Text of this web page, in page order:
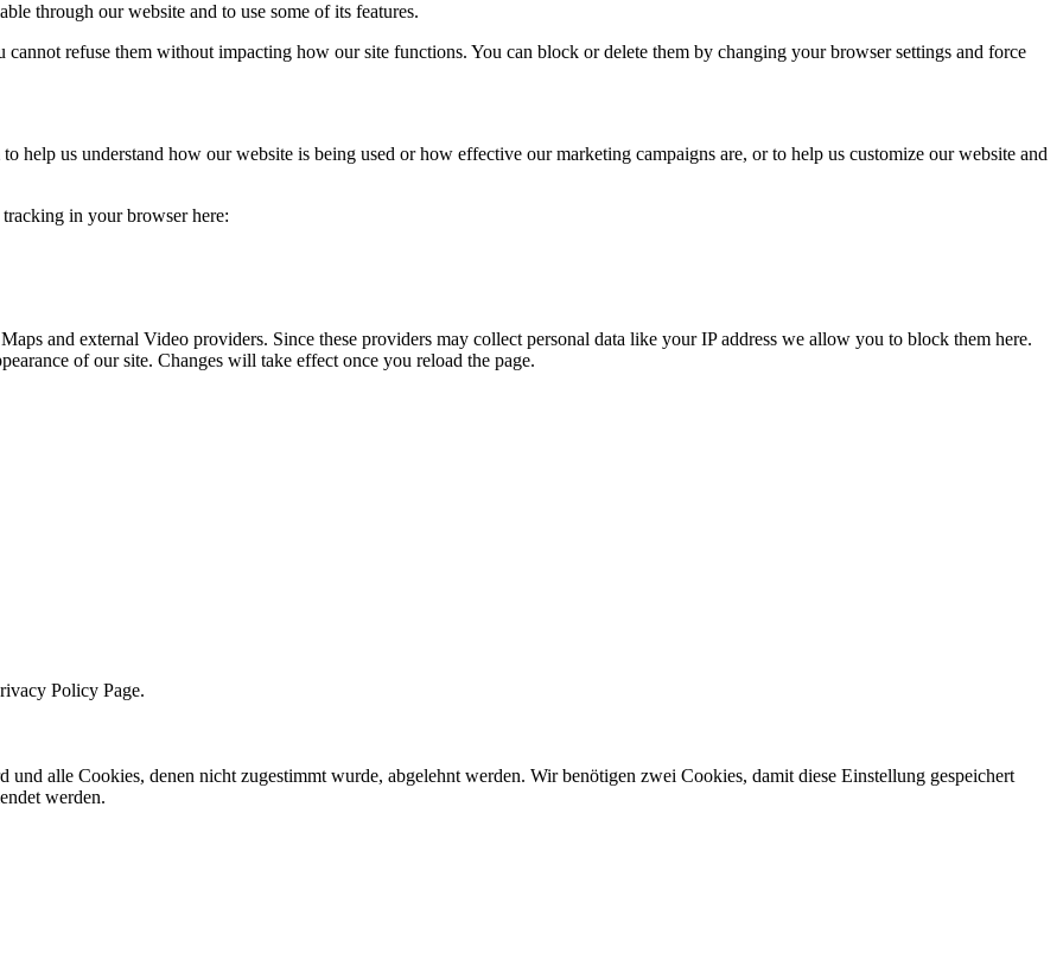
through our website and to use some of its features.
cannot refuse them without impacting how our site functions. You can block or delete them by changing your browser settings and force
help us understand how our website is being used or how effective our marketing campaigns are, or to help us customize our website and
in your browser here:
and external Video providers. Since these providers may collect personal data like your IP address we allow you to block them here.
of our site. Changes will take effect once you reload the page.
Policy Page.
alle Cookies, denen nicht zugestimmt wurde, abgelehnt werden. Wir benötigen zwei Cookies, damit diese Einstellung gespeichert
werden.